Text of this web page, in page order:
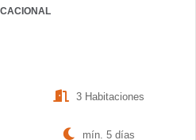
3 Habitaciones
mín. 5 días